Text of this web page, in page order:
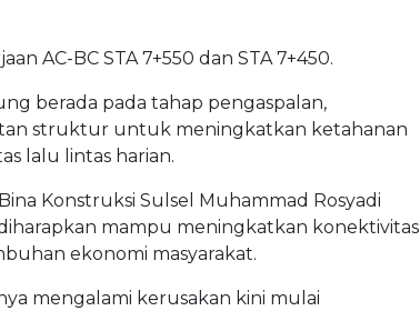
AC-BC STA 7+550 dan STA 7+450.
berada pada tahap pengaspalan,
struktur untuk meningkatkan ketahanan
lalu lintas harian.
Konstruksi Sulsel Muhammad Rosyadi
mampu meningkatkan konektivitas
ekonomi masyarakat.
mengalami kerusakan kini mulai